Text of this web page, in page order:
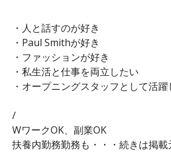
・人と話すのが好き
・Paul Smithが好き
・ファッションが好き
・私生活と仕事を両立したい
・オープニングスタッフとして活躍
/
WワークOK、副業OK
扶養内勤務勤務も・・・続きは掲